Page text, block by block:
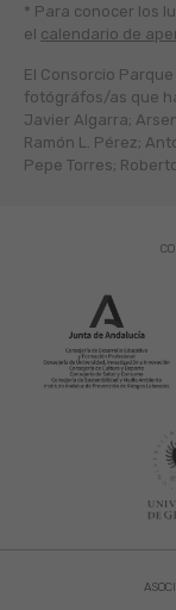
* Para conocer los
el calendario de
El Consorcio
fotógráfos/as que
Javier Algarra;
Ramón L. Pérez;
Pepe Torres;